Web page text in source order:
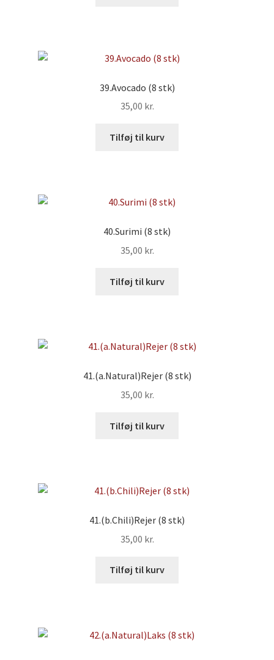
39.Avocado (8 stk)
35,00 kr.
Tilføj til kurv
40.Surimi (8 stk)
35,00 kr.
Tilføj til kurv
41.(a.Natural)Rejer (8 stk)
35,00 kr.
Tilføj til kurv
41.(b.Chili)Rejer (8 stk)
35,00 kr.
Tilføj til kurv